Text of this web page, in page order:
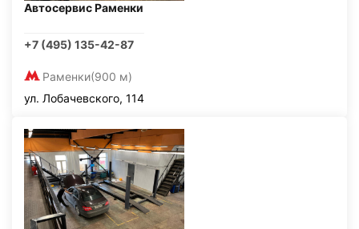
Автосервис Раменки
+7 (495) 135-42-87
Раменки(900 м)
ул. Лобачевского, 114